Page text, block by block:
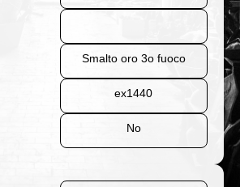
Smalto oro 3o fuoco
ex1440
No